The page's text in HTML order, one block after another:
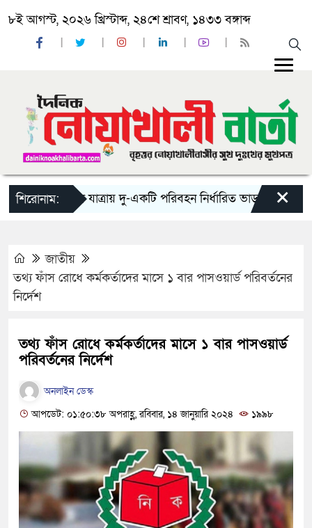
৮ই আগস্ট, ২০২৬ খ্রিস্টাব্দ, ২৪শে শ্রাবণ, ১৪৩৩ বঙ্গাব্দ
শিরোনাম:‘ঈদ যাত্রায় দু-একটি পরিবহন নির্ধারিত ভাড়ার চেয়েও কম
×
জাতীয়
তথ্য ফাঁস রোধে কর্মকর্তাদের মাসে ১ বার পাসওয়ার্ড পরিবর্তনের
নির্দেশ
তথ্য ফাঁস রোধে কর্মকর্তাদের মাসে ১ বার পাসওয়ার্ড
পরিবর্তনের নির্দেশ
অনলাইন ডেস্ক
আপডেট: ০১:৫০:৩৮ অপরাহ্ণ, রবিবার, ১৪ জানুয়ারি ২০২৪
১৯৯৮